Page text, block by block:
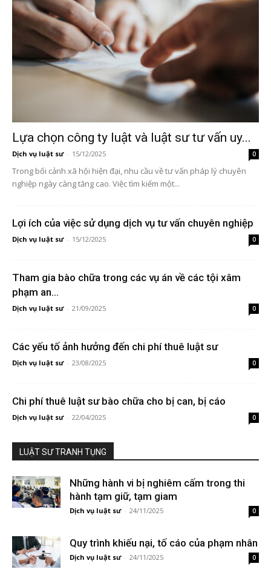
Lựa chọn công ty luật và luật sư tư vấn uy...
Dịch vụ luật sư - 15/12/2025 0
Trong bối cảnh xã hội hiện đại, nhu cầu về tư vấn pháp lý chuyên
nghiệp ngày càng tăng cao. Việc tìm kiếm một...
Lợi ích của việc sử dụng dịch vụ tư vấn chuyên nghiệp
Dịch vụ luật sư - 15/12/2025 0
Tham gia bào chữa trong các vụ án về các tội xâm
phạm an...
Dịch vụ luật sư - 21/09/2025 0
Các yếu tố ảnh hưởng đến chi phí thuê luật sư
Dịch vụ luật sư - 23/08/2025 0
Chi phí thuê luật sư bào chữa cho bị can, bị cáo
Dịch vụ luật sư - 22/04/2025 0
LUẬT SƯ TRANH TỤNG
Những hành vi bị nghiêm cấm trong thi
hành tạm giữ, tạm giam
Dịch vụ luật sư - 24/11/2025 0
Quy trình khiếu nại, tố cáo của phạm nhân
Dịch vụ luật sư - 24/11/2025 0